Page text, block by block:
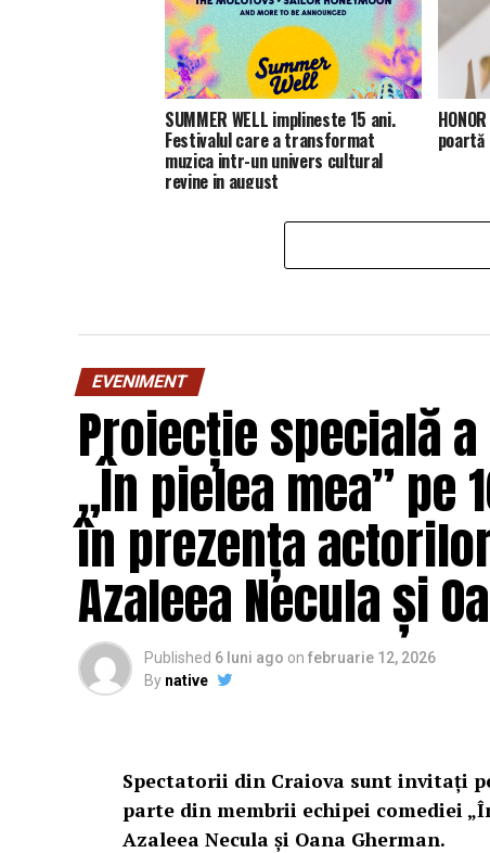
SUMMER WELL implineste 15 ani.
Festivalul care a transformat
muzica intr-un univers cultural
revine in august
poartă
EVENIMENT
Proiecție specială
„În pielea mea” pe
în prezența
Azaleea Necula și
Published 6 luni ago on februarie 12, 2026
By native
Spectatorii din Craiova sunt invitați
parte din membrii echipei comediei
Azaleea Necula și Oana Gherman.